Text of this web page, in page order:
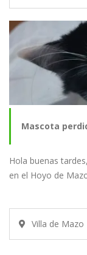
Mascota
Hola buenas
en el Hoyo de
Villa de Mazo